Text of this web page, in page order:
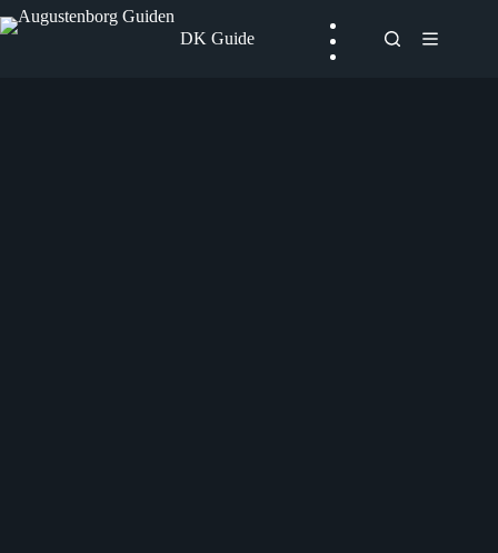
Fortsæt
til
DK Guide